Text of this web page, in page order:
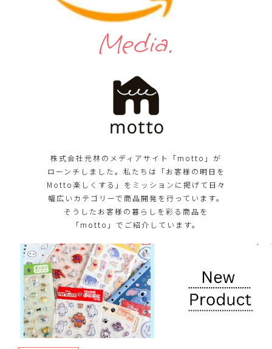
Media.
株式会社元林のメディアサイト「motto」が
ローンチしました。私たちは「お客様の明日を
Motto楽しくする」をミッションに掲げて日々
幅広いカテゴリーで商品開発を行っています。
そうしたお客様の暮らしを彩る商品を
「motto」でご紹介しています。